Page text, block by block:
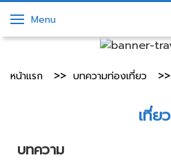
Menu
หน้าแรก บทความท่องเที่ยว
เที่ยว
บทความ